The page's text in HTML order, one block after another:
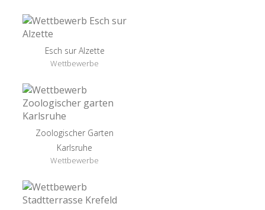
Esch sur Alzette
Wettbewerbe
Zoologischer Garten
Karlsruhe
Wettbewerbe